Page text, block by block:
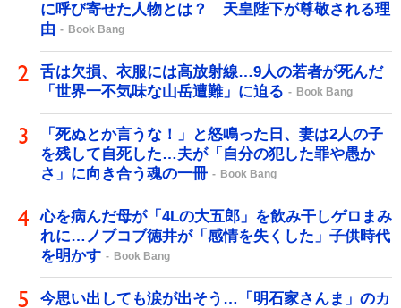
に呼び寄せた人物とは？ 天皇陛下が尊敬される理
由
Book Bang
舌は欠損、衣服には高放射線…9人の若者が死んだ
「世界一不気味な山岳遭難」に迫る
Book Bang
「死ぬとか言うな！」と怒鳴った日、妻は2人の子
を残して自死した…夫が「自分の犯した罪や愚か
さ」に向き合う魂の一冊
Book Bang
心を病んだ母が「4Lの大五郎」を飲み干しゲロまみ
れに…ノブコブ徳井が「感情を失くした」子供時代
を明かす
Book Bang
今思い出しても涙が出そう…「明石家さんま」のカ